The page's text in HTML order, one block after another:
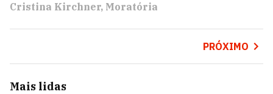
Cristina Kirchner Moratória
PRÓXIMO
Mais lidas